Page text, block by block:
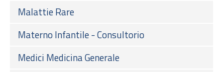
Malattie Rare
Materno Infantile - Consultorio
Medici Medicina Generale